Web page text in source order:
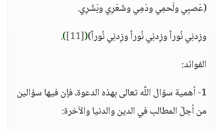
(عَصبِي ولَحمِي ودَمِي وشَعَرِي وبَشَرِي.
وزِدنِي نُوراً وزِدنِي نُوراً وزِدنِي نُوراً)(
[11]
)
.
الفوائد:
1- أهمية سؤال اللَّه تعالى بهذه الدعوة، فإن فيها سؤالين
من أجلّ المطالب في الدين والدنيا والآخرة: